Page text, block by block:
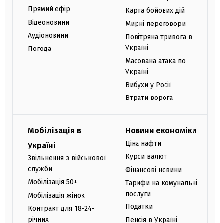
Прямий ефір
Відеоновини
Аудіоновини
Погода
Карта бойових дій
Мирні переговори
Повітряна тривога в
Україні
Масована атака по
Україні
Вибухи у Росії
Втрати ворога
Мобілізація в
Україні
Звільнення з військової
служби
Мобілізація 50+
Мобілізація жінок
Контракт для 18-24-
річних
Новини економіки
Ціна нафти
Курси валют
Фінансові новини
Тарифи на комунальні
послуги
Податки
Пенсія в Україні